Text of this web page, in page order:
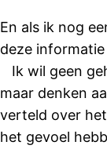
En als ik nog
deze
Ik wil geen
maar denken
verteld over
het gevoel